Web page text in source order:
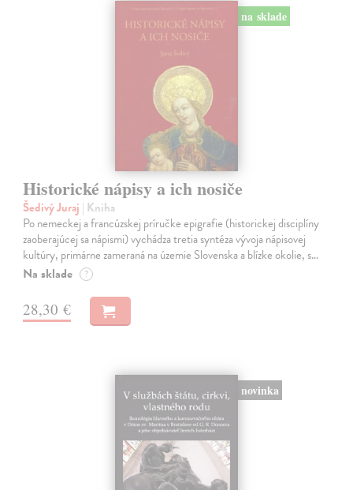
na sklade
Historické nápisy a ich nosiče
Šedivý Juraj | Kniha
Po nemeckej a francúzskej príručke epigrafie (historickej disciplíny
zaoberajúcej sa nápismi) vychádza tretia syntéza vývoja nápisovej
kultúry, primárne zameraná na územie Slovenska a blízke okolie, s…
Na sklade ?
28,30 €
novinka